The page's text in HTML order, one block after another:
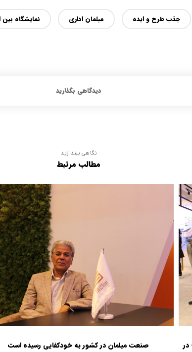
جذب طرح و ایده مبلمان اداری نمایشگاه بین
دیدگاهی بگذارید
نگاهی بیندازید
مطالب مرتبط
صنعت مبلمان در کشور به خودکفایی رسیده است